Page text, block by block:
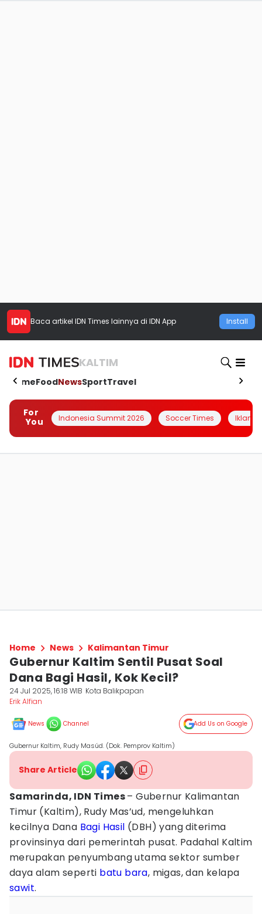
Baca artikel IDN Times lainnya di IDN App Install
KALTIM
HomeFoodNewsSportTravel
For
You
Indonesia Summit 2026 Soccer Times Iklanin
Home News Kalimantan Timur
Gubernur Kaltim Sentil Pusat Soal
Dana Bagi Hasil, Kok Kecil?
24 Jul 2025, 16:18 WIB Kota Balikpapan
Erik Alfian
News Channel Add Us on Google
Gubernur Kaltim, Rudy Masúd. (Dok. Pemprov Kaltim)
Share Article
Samarinda, IDN Times– Gubernur Kalimantan
Timur (Kaltim), Rudy Mas’ud, mengeluhkan
kecilnya Dana Bagi Hasil (DBH) yang diterima
provinsinya dari pemerintah pusat. Padahal Kaltim
merupakan penyumbang utama sektor sumber
daya alam seperti batu bara, migas, dan kelapa
sawit.